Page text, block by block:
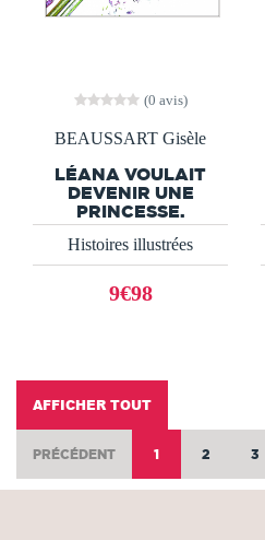
(0 avis)
BEAUSSART Gisèle
LÉANA VOULAIT
DEVENIR UNE
PRINCESSE.
Histoires illustrées
9€98
AFFICHER TOUT
PRÉCÉDENT 1 2 3